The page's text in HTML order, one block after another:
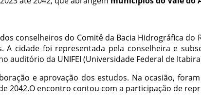
conselheiros do Comitê da Bacia Hidrográfica
cidade foi representada pela conselheira e
auditório da UNIFEI (Universidade Federal de
e aprovação dos estudos. Na ocasião,
2042.O encontro contou com a participação de